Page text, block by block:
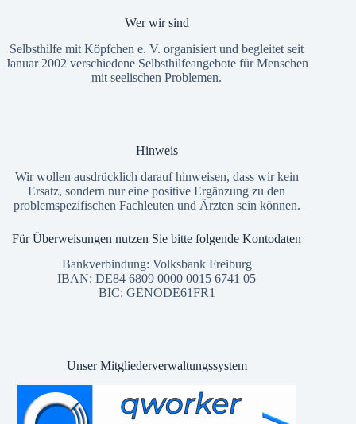
Wer wir sind
Selbsthilfe mit Köpfchen e. V. organisiert und begleitet seit
Januar 2002 verschiedene Selbsthilfeangebote für Menschen
mit seelischen Problemen.
Hinweis
Wir wollen ausdrücklich darauf hinweisen, dass wir kein
Ersatz, sondern nur eine positive Ergänzung zu den
problemspezifischen Fachleuten und Ärzten sein können.
Für Überweisungen nutzen Sie bitte folgende Kontodaten
Bankverbindung: Volksbank Freiburg
IBAN: DE84 6809 0000 0015 6741 05
BIC: GENODE61FR1
Unser Mitgliederverwaltungssystem